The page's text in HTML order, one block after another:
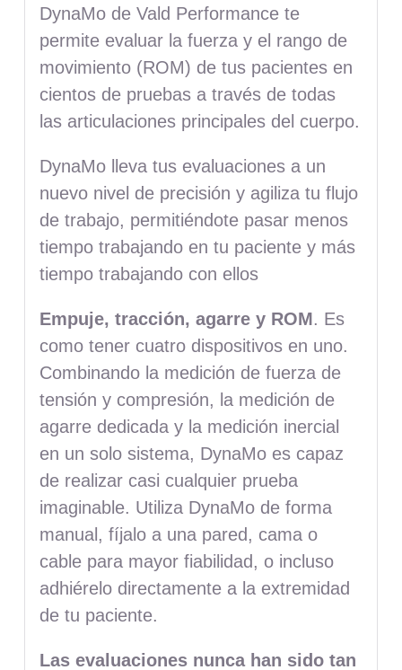
DynaMo de Vald Performance te
permite evaluar la fuerza y el rango de
movimiento (ROM) de tus pacientes en
cientos de pruebas a través de todas
las articulaciones principales del cuerpo.
DynaMo lleva tus evaluaciones a un
nuevo nivel de precisión y agiliza tu flujo
de trabajo, permitiéndote pasar menos
tiempo trabajando en tu paciente y más
tiempo trabajando con ellos
Empuje, tracción, agarre y ROM. Es
como tener cuatro dispositivos en uno.
Combinando la medición de fuerza de
tensión y compresión, la medición de
agarre dedicada y la medición inercial
en un solo sistema, DynaMo es capaz
de realizar casi cualquier prueba
imaginable. Utiliza DynaMo de forma
manual, fíjalo a una pared, cama o
cable para mayor fiabilidad, o incluso
adhiérelo directamente a la extremidad
de tu paciente.
Las evaluaciones nunca han sido tan